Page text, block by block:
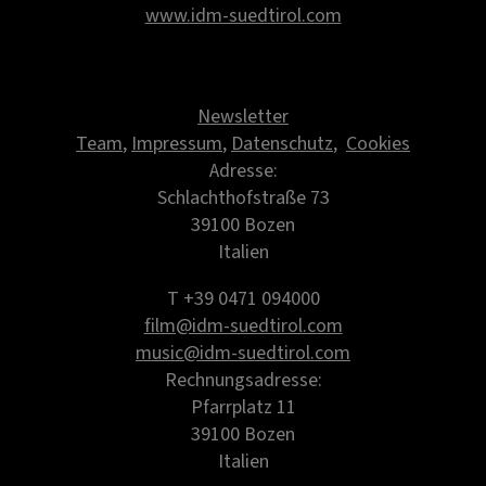
www.idm-suedtirol.com
Newsletter
Team,Impressum,Datenschutz, Cookies
Adresse:
Schlachthofstraße 73
39100 Bozen
Italien
T +39 0471 094000
film@idm-suedtirol.com
music@idm-suedtirol.com
Rechnungsadresse:
Pfarrplatz 11
39100 Bozen
Italien